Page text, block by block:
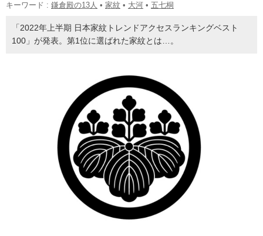
キーワード : 鎌倉殿の13人 • 家紋 • 大河 • 五七桐
「2022年上半期 日本家紋トレンドアクセスランキングベスト
100」が発表。第1位に選ばれた家紋とは…。